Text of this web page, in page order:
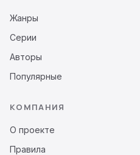
Жанры
Серии
Авторы
Популярные
КОМПАНИЯ
О проекте
Правила